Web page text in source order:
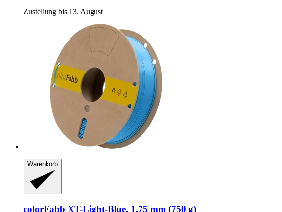
Zustellung bis 13. August
Warenkorb
colorFabb XT-​Light-​Blue, 1,75 mm (750 g)